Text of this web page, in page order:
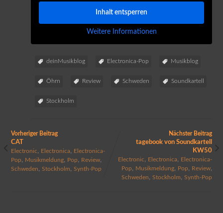
Inhalt entsperren
Weitere Informationen
deinMusikblog Electronica-Pop Musikblog
Öhrn Review Schweden Soundkartell
Stockholm
Vorheriger Beitrag
CAT
Electronic Electronica
Electronica-
Pop
Musikmeldung, Pop Review,
Schweden Stockholm Synth-Pop
Nächster Beitrag
tagebook von Soundkartell
KW50
Electronic Electronica
Electronica-
Pop
Musikmeldung Pop Review
Schweden ,Stockholm ,Synth-Pop